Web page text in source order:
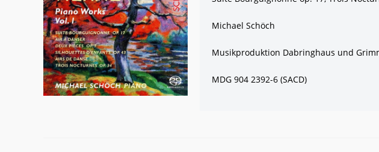
Michael Schöch
Musikproduktion Dabringhaus und
MDG 904 2392-6 (SACD)